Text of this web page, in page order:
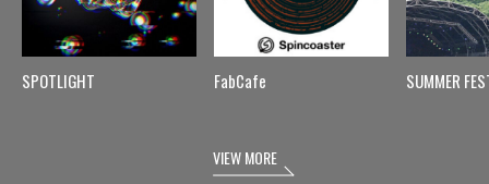
SPOTLIGHT FabCafe SUMMER
VIEW MORE